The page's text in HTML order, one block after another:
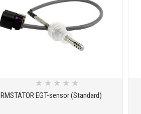
RMSTATOR EGT-sensor (Standard)
★ ★ ★ ★ ★